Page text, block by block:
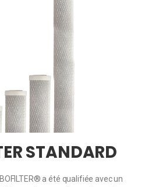
STANDARD
a été qualifiée avec un